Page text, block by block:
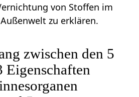
von Stoffen im
zu erklären.
zwischen den 5
Eigenschaften